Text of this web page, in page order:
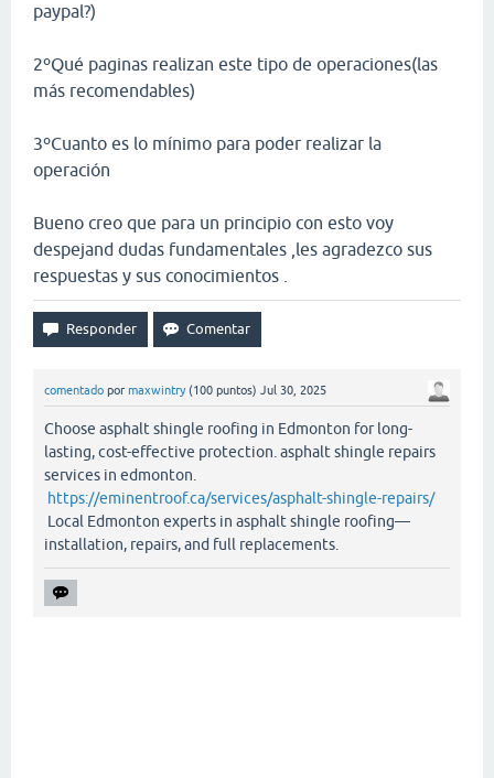
paypal?)
2ºQué paginas realizan este tipo de operaciones(las
más recomendables)
3ºCuanto es lo mínimo para poder realizar la
operación
Bueno creo que para un principio con esto voy
despejand dudas fundamentales ,les agradezco sus
respuestas y sus conocimientos .
comentado por maxwintry (100 puntos) Jul 30, 2025
Choose asphalt shingle roofing in Edmonton for long-
lasting, cost-effective protection. asphalt shingle repairs
services in edmonton.
https://eminentroof.ca/services/asphalt-shingle-repairs/
Local Edmonton experts in asphalt shingle roofing—
installation, repairs, and full replacements.